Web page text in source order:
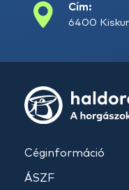
Cím:
6400
Céginformáció
ÁSZF